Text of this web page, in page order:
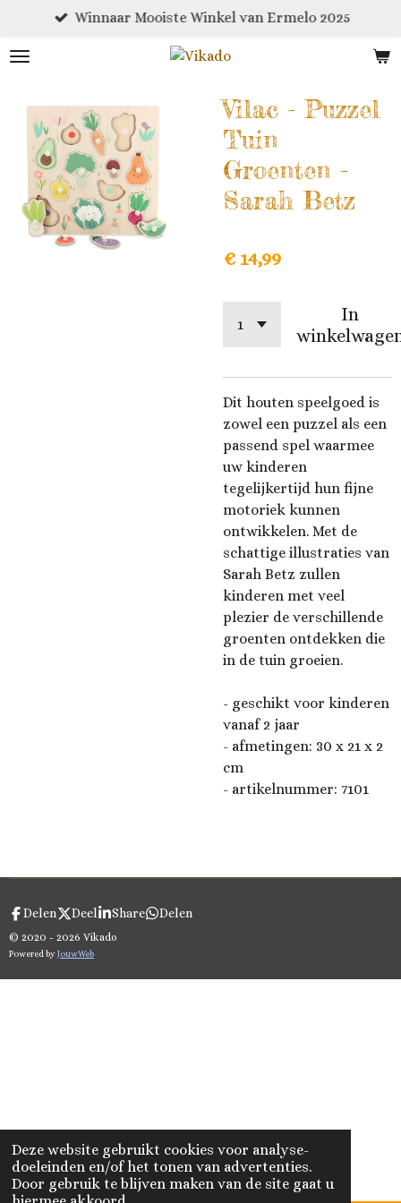
Deze website gebruikt cookies voor analyse-
doeleinden en/of het tonen van advertenties.
Door gebruik te blijven maken van de site gaat u
naar
hoofdinhoud
Winnaar Mooiste Winkel van Ermelo 2025
Vilac - Puzzel
Tuin
Groenten -
Sarah Betz
€ 14,99
In
Dit houten speelgoed is
zowel een puzzel als een
passend spel waarmee
uw kinderen
tegelijkertijd hun fijne
motoriek kunnen
ontwikkelen. Met de
schattige illustraties van
Sarah Betz zullen
kinderen met veel
plezier de verschillende
groenten ontdekken die
in de tuin groeien.
- geschikt voor kinderen
vanaf 2 jaar
- afmetingen: 30 x 21 x 2
cm
- artikelnummer: 7101
Delen Deel Share Delen
© 2020 - 2026 Vikado
Powered byJouwWeb